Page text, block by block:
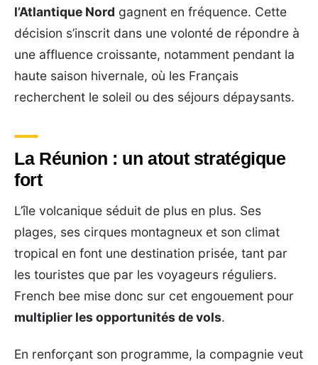
l’Atlantique Nord gagnent en fréquence. Cette
décision s’inscrit dans une volonté de répondre à
une affluence croissante, notamment pendant la
haute saison hivernale, où les Français
recherchent le soleil ou des séjours dépaysants.
La Réunion : un atout stratégique
fort
L’île volcanique séduit de plus en plus. Ses
plages, ses cirques montagneux et son climat
tropical en font une destination prisée, tant par
les touristes que par les voyageurs réguliers.
French bee mise donc sur cet engouement pour
multiplier les opportunités de vols.
En renforçant son programme, la compagnie veut